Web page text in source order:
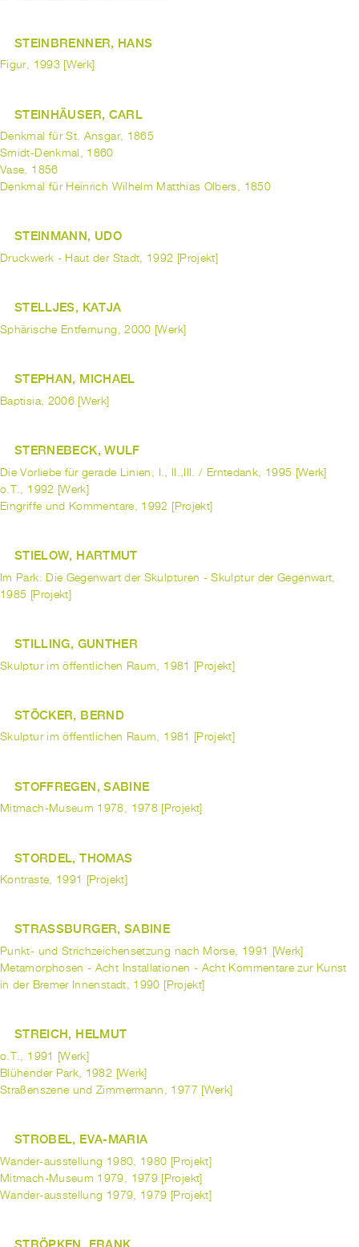
STEINBRENNER, HANS
Figur, 1993 [Werk]
STEINHÄUSER, CARL
Denkmal für St. Ansgar, 1865
Smidt-Denkmal, 1860
Vase, 1856
Denkmal für Heinrich Wilhelm Matthias Olbers, 1850
STEINMANN, UDO
Druckwerk - Haut der Stadt, 1992 [Projekt]
STELLJES, KATJA
Sphärische Entfernung, 2000 [Werk]
STEPHAN, MICHAEL
Baptisia, 2006 [Werk]
STERNEBECK, WULF
Die Vorliebe für gerade Linien, I., II.,III. / Erntedank, 1995 [Werk]
o.T., 1992 [Werk]
Eingriffe und Kommentare, 1992 [Projekt]
STIELOW, HARTMUT
Im Park: Die Gegenwart der Skulpturen - Skulptur der Gegenwart,
1985 [Projekt]
STILLING, GUNTHER
Skulptur im öffentlichen Raum, 1981 [Projekt]
STÖCKER, BERND
Skulptur im öffentlichen Raum, 1981 [Projekt]
STOFFREGEN, SABINE
Mitmach-Museum 1978, 1978 [Projekt]
STORDEL, THOMAS
Kontraste, 1991 [Projekt]
STRASSBURGER, SABINE
Punkt- und Strichzeichensetzung nach Morse, 1991 [Werk]
Metamorphosen - Acht Installationen - Acht Kommentare zur Kunst
in der Bremer Innenstadt, 1990 [Projekt]
STREICH, HELMUT
o.T., 1991 [Werk]
Blühender Park, 1982 [Werk]
Straßenszene und Zimmermann, 1977 [Werk]
STROBEL, EVA-MARIA
Wander-ausstellung 1980, 1980 [Projekt]
Mitmach-Museum 1979, 1979 [Projekt]
Wander-ausstellung 1979, 1979 [Projekt]
STRÖPKEN, FRANK